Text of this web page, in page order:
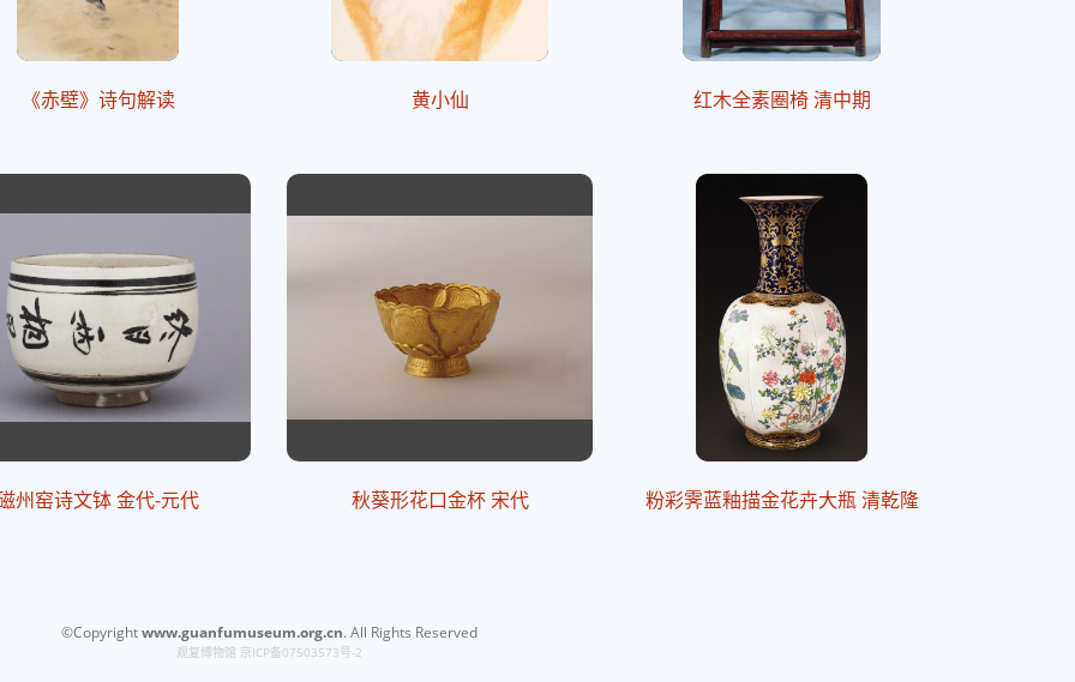
《赤壁》诗句解读 黄小仙 红木全素圈椅 清中期
州窑诗文钵 金代-元代 秋葵形花口金杯 宋代 粉彩霁蓝釉描金花卉大瓶 清乾隆
©Copyrightwww.guanfumuseum.org.cn. All Rights Reserved
观复博物馆 京ICP备07503573号-2